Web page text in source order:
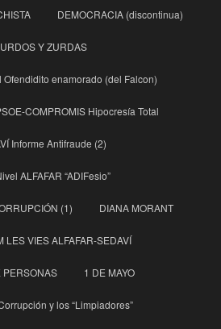
DEMOCRACIA (discontinua)
Y ZURDAS
Ofendidito enamorado (del Falcon)
COMPROMIS Hipocresía Total
Informe Antifraude (2)
ALFAFAR “ADIFesio”
(1) DIANA MORANT
LES VIES ALFAFAR-SEDAVÍ
1 DE MAYO
y los “Limpiadores”